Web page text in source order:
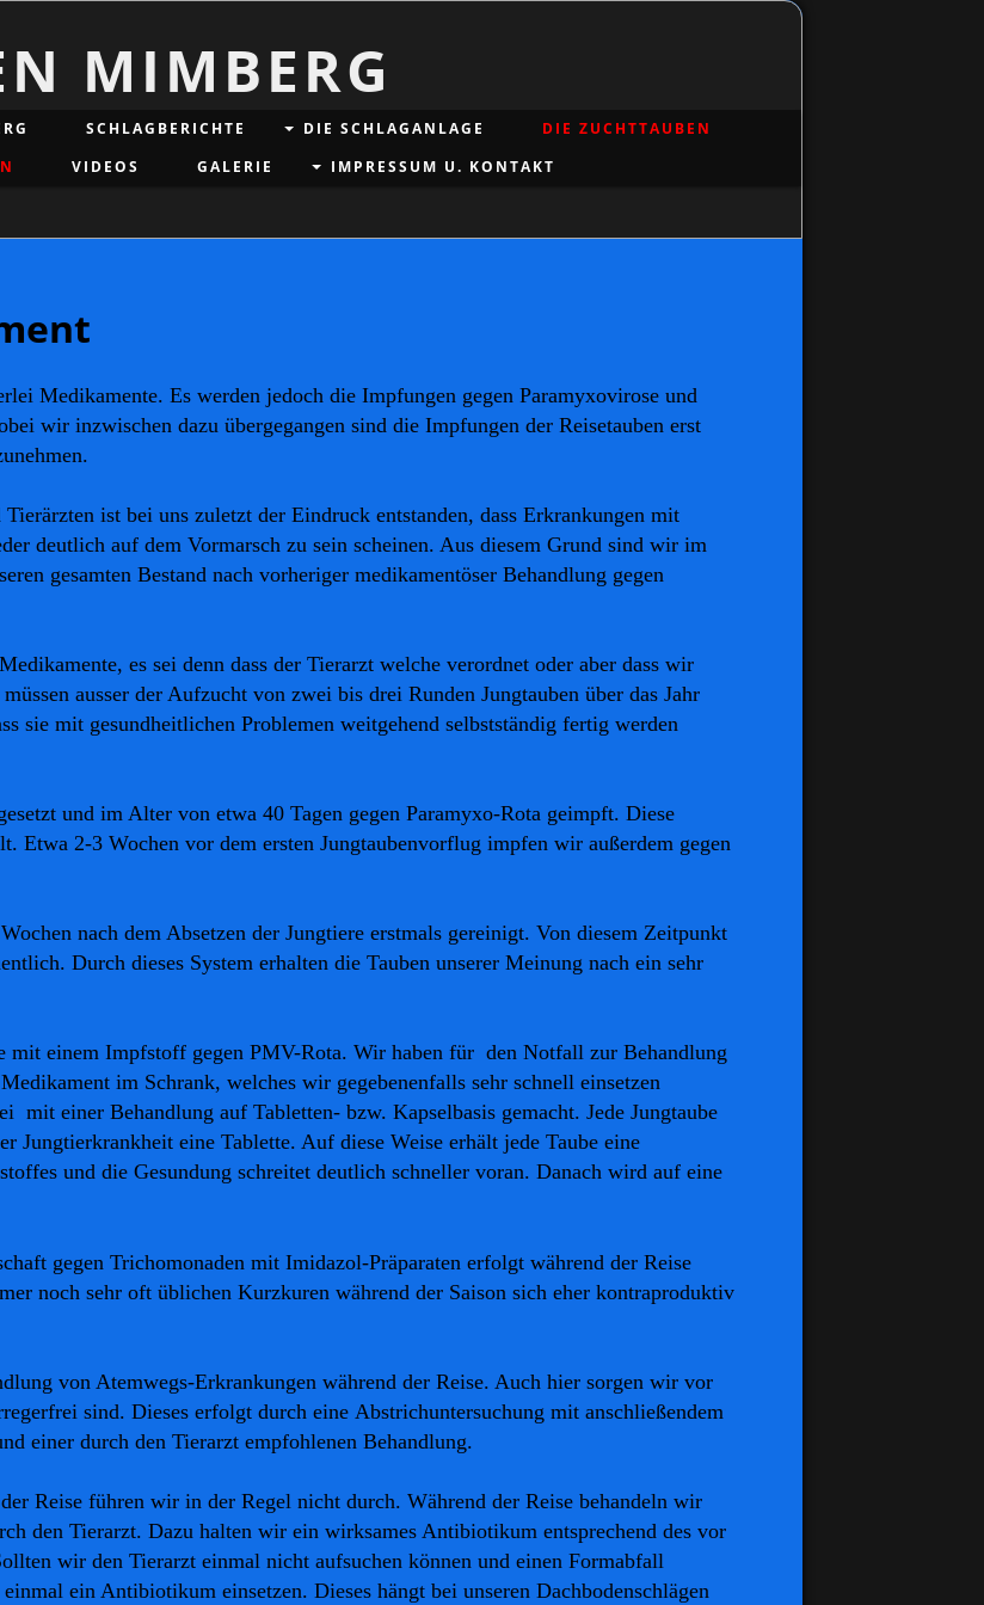
MIMBERG
SCHLAGBERICHTE DIE SCHLAGANLAGE
DIE ZUCHTTAUBEN
VIDEOS GALERIE IMPRESSUM U. KONTAKT
Medikamente. Es werden jedoch die Impfungen gegen Paramyxovirose und
wir inzwischen dazu übergegangen sind die Impfungen der Reisetauben erst
ist bei uns zuletzt der Eindruck entstanden, dass Erkrankungen mit
deutlich auf dem Vormarsch zu sein scheinen. Aus diesem Grund sind wir im
gesamten Bestand nach vorheriger medikamentöser Behandlung gegen
es sei denn dass der Tierarzt welche verordnet oder aber dass wir
ausser der Aufzucht von zwei bis drei Runden Jungtauben über das Jahr
sie mit gesundheitlichen Problemen weitgehend selbstständig fertig werden
und im Alter von etwa 40 Tagen gegen Paramyxo-Rota geimpft. Diese
Etwa 2-3 Wochen vor dem ersten Jungtaubenvorflug impfen wir außerdem gegen
nach dem Absetzen der Jungtiere erstmals gereinigt. Von diesem Zeitpunkt
Durch dieses System erhalten die Tauben unserer Meinung nach ein sehr
mit einem Impfstoff gegen PMV-Rota. Wir haben für den Notfall zur Behandlung
im Schrank, welches wir gegebenenfalls sehr schnell einsetzen
mit einer Behandlung auf Tabletten- bzw. Kapselbasis gemacht. Jede Jungtaube
Jungtierkrankheit eine Tablette. Auf diese Weise erhält jede Taube eine
und die Gesundung schreitet deutlich schneller voran. Danach wird auf eine
gegen Trichomonaden mit Imidazol-Präparaten erfolgt während der Reise
noch sehr oft üblichen Kurzkuren während der Saison sich eher kontraproduktiv
von Atemwegs-Erkrankungen während der Reise. Auch hier sorgen wir vor
sind. Dieses erfolgt durch eine Abstrichuntersuchung mit anschließendem
einer durch den Tierarzt empfohlenen Behandlung.
Reise führen wir in der Regel nicht durch. Während der Reise behandeln wir
den Tierarzt. Dazu halten wir ein wirksames Antibiotikum entsprechend des vor
wir den Tierarzt einmal nicht aufsuchen können und einen Formabfall
ein Antibiotikum einsetzen. Dieses hängt bei unseren Dachbodenschlägen